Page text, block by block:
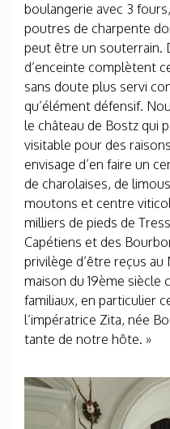
boulangerie avec 3
poutres de charpente
peut être un souterrain.
d’enceinte complètent
sans doute plus servi
qu’élément défensif.
le château de Bostz qui
visitable pour des
envisage d’en faire un
de charolaises, de
moutons et centre
milliers de pieds de
Capétiens et des
privilège d’être reçus
maison du 19ème siècle
familiaux, en particulier
l’impératrice Zita, née
tante de notre hôte. »